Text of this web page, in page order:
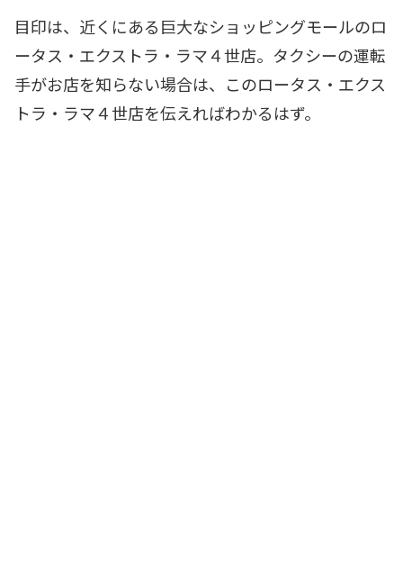
目印は、近くにある巨大なショッピングモールのロ
ータス・エクストラ・ラマ４世店。タクシーの運転
手がお店を知らない場合は、このロータス・エクス
トラ・ラマ４世店を伝えればわかるはず。